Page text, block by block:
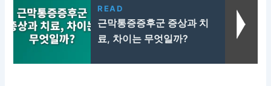
READ
근막통증증후군 증상과 치
료, 차이는 무엇일까?